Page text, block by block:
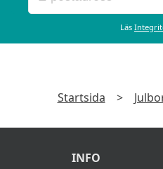
Kuströra med
Dillkokt potatis
Läs
Startsida >
INFO